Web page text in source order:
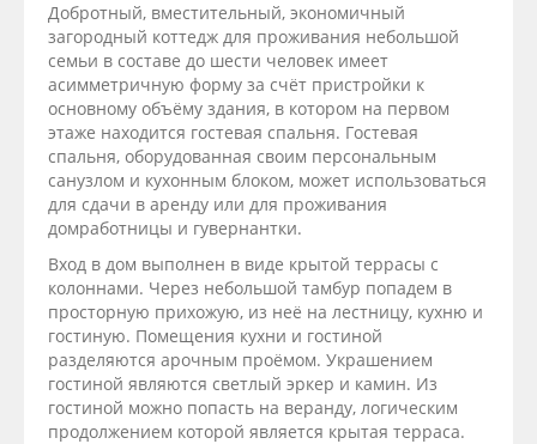
Добротный, вместительный, экономичный
загородный коттедж для проживания небольшой
семьи в составе до шести человек имеет
асимметричную форму за счёт пристройки к
основному объёму здания, в котором на первом
этаже находится гостевая спальня. Гостевая
спальня, оборудованная своим персональным
санузлом и кухонным блоком, может использоваться
для сдачи в аренду или для проживания
домработницы и гувернантки.
Вход в дом выполнен в виде крытой террасы с
колоннами. Через небольшой тамбур попадем в
просторную прихожую, из неё на лестницу, кухню и
гостиную. Помещения кухни и гостиной
разделяются арочным проёмом. Украшением
гостиной являются светлый эркер и камин. Из
гостиной можно попасть на веранду, логическим
продолжением которой является крытая терраса.